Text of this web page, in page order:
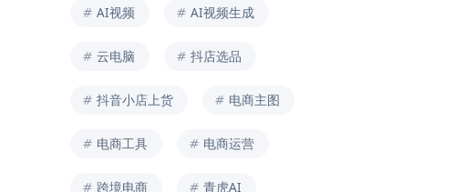
AI视频 AI视频生成
云电脑 抖店选品
抖音小店上货 电商主图
电商工具 电商运营
跨境电商 青虎AI